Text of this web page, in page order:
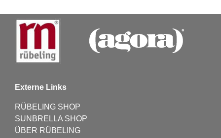
Externe Links
RÜBELING SHOP
SUNBRELLA SHOP
ÜBER RÜBELING